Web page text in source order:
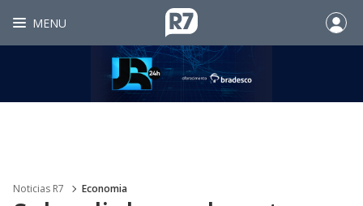
MENU
Noticias R7 Economia